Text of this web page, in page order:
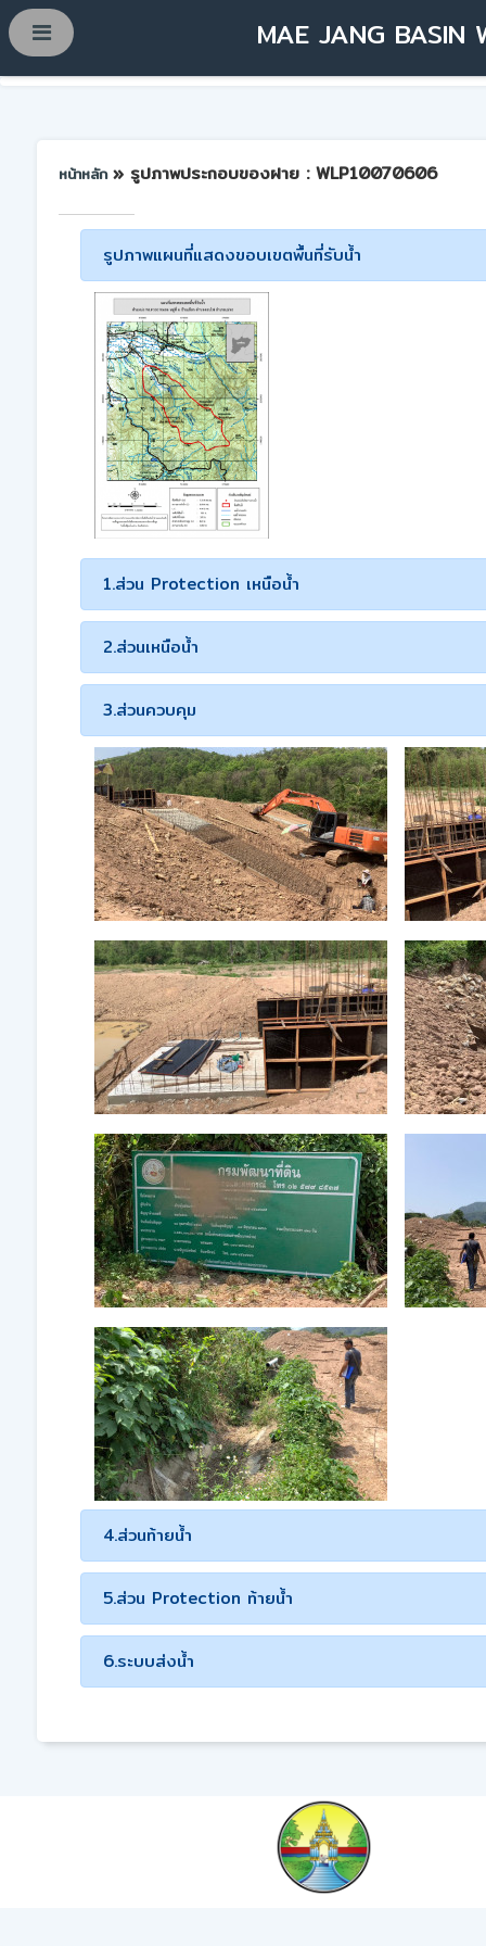
MAE JANG BASIN
หน้าหลัก » รูปภาพประกอบของฝาย : WLP10070606
รูปภาพแผนที่แสดงขอบเขตพื้นที่รับน้ำ
1.ส่วน Protection เหนือน้ำ
2.ส่วนเหนือน้ำ
3.ส่วนควบคุม
4.ส่วนท้ายน้ำ
5.ส่วน Protection ท้ายน้ำ
6.ระบบส่งน้ำ